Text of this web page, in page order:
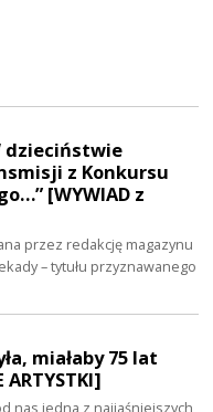
dzieciństwie
z Konkursu
[WYWIAD z
przez redakcję magazynu
– tytułu przyznawanego
miałaby 75 lat
ARTYSTKI]
nas jedna z najjaśniejszych